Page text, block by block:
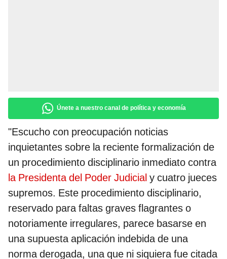
Únete a nuestro canal de política y economía
"Escucho con preocupación noticias
inquietantes sobre la reciente formalización de
un procedimiento disciplinario inmediato contra
la Presidenta del Poder Judicial y cuatro jueces
supremos. Este procedimiento disciplinario,
reservado para faltas graves flagrantes o
notoriamente irregulares, parece basarse en
una supuesta aplicación indebida de una
norma derogada, una que ni siquiera fue citada